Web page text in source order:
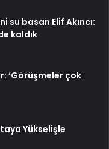
su basan Elif Akıncı:
kaldık
‘Görüşmeler çok
Yükselişle